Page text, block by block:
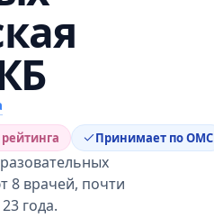
Принимает по ОМС
8 врачей, почти
года.